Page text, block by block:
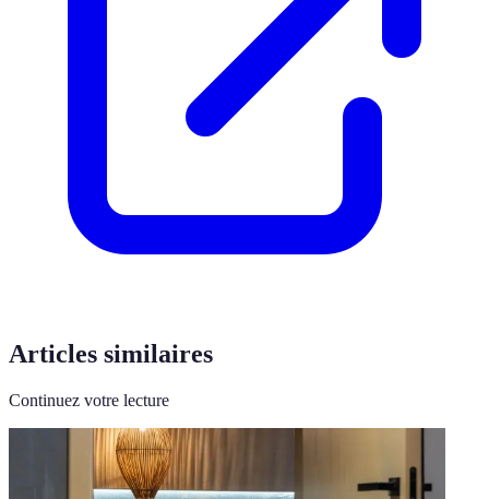
Articles similaires
Continuez votre lecture